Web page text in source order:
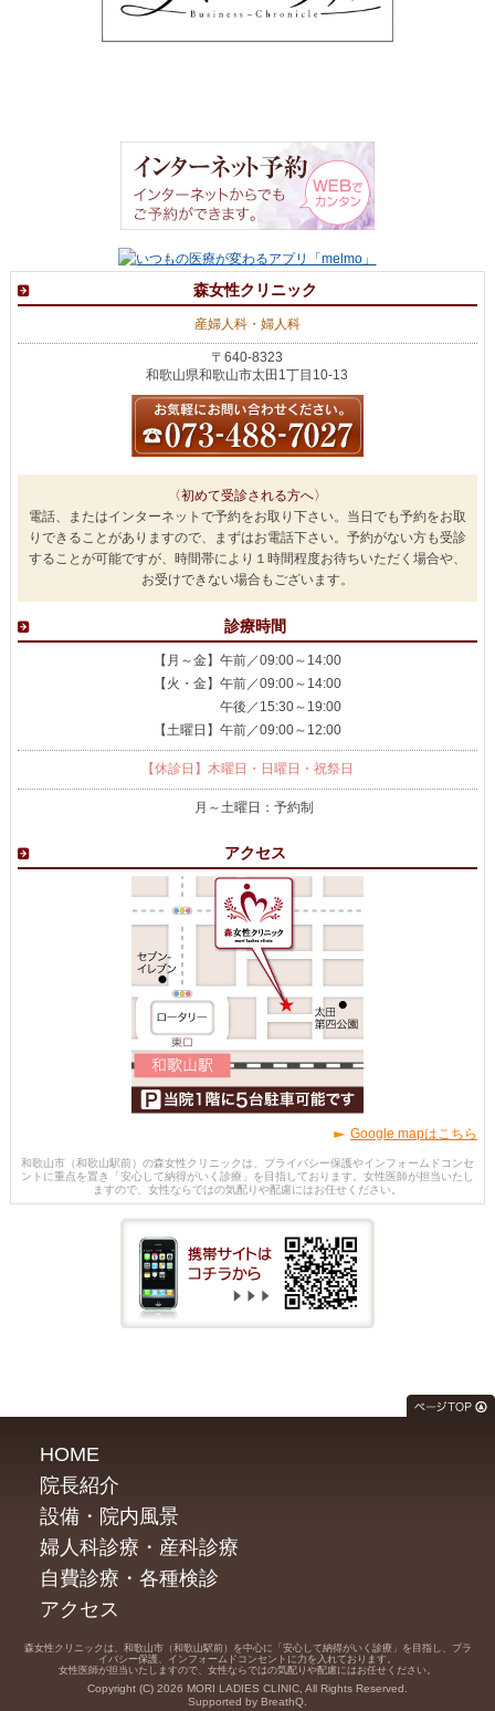
森女性クリニック
産婦人科・婦人科
〒640-8323
和歌山県和歌山市太田1丁目10-13
〈初めて受診される方へ〉
電話、またはインターネットで予約をお取り下さい。当日でも予約をお取
りできることがありますので、まずはお電話下さい。予約がない方も受診
することが可能ですが、時間帯により１時間程度お待ちいただく場合や、
お受けできない場合もございます。
診療時間
【月～金】午前／09:00～14:00
【火・金】午前／09:00～14:00
午後／15:30～19:00
【土曜日】午前／09:00～12:00
【休診日】木曜日・日曜日・祝祭日
月～土曜日：予約制
アクセス
Google mapはこちら
和歌山市（和歌山駅前）の森女性クリニックは、プライバシー保護やインフォームドコンセ
ントに重点を置き「安心して納得がいく診療」を目指しております。女性医師が担当いたし
ますので、女性ならではの気配りや配慮にはお任せください。
HOME
院長紹介
設備・院内風景
婦人科診療・産科診療
自費診療・各種検診
アクセス
森女性クリニックは、和歌山市（和歌山駅前）を中心に「安心して納得がいく診療」を目指し、プラ
イバシー保護、インフォームドコンセントに力を入れております。
女性医師が担当いたしますので、女性ならではの気配りや配慮にはお任せください。
Copyright (C) 2026 MORI LADIES CLINIC, All Rights Reserved.
Supported by BreathQ.